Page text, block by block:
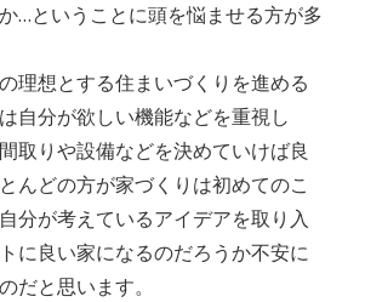
…ということに頭を悩ませる方が多
理想とする住まいづくりを進める
自分が欲しい機能などを重視し
取りや設備などを決めていけば良
んどの方が家づくりは初めてのこ
分が考えているアイデアを取り入
に良い家になるのだろうか不安に
だと思います。